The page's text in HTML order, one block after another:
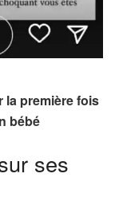
la première fois
bébé
ses